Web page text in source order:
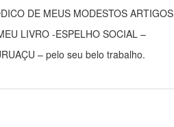
DE MEUS MODESTOS ARTIGOS
LIVRO -ESPELHO SOCIAL –
– pelo seu belo trabalho.